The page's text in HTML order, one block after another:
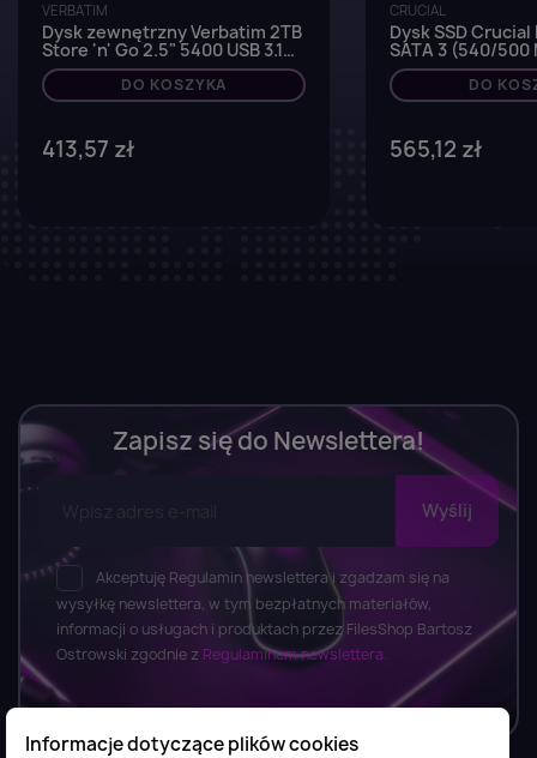
VERBATIM
Dysk zewnętrzny Verbatim 2TB
Store 'n' Go 2.5" 5400 USB 3.1
srebrny
DO KOSZYKA
413,57 zł
CRUCIAL
Dysk SSD Crucial
SATA 3 (540/500
NAND, 7mm
DO
565,12 zł
Zapisz się do Newslettera!
Akceptuję Regulamin newslettera i zgadzam się na
wysyłkę newslettera, w tym bezpłatnych materiałów,
informacji o usługach i produktach przez FilesShop Bartosz
Ostrowski zgodnie z Regulaminem newslettera.
Informacje dotyczące plików cookies